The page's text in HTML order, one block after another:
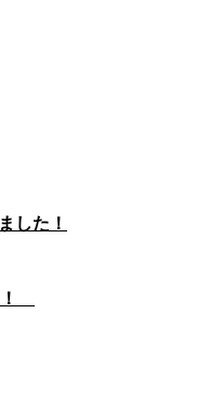
した！
！